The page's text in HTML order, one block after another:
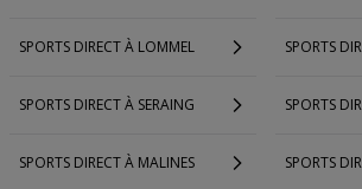
SPORTS DIRECT À LOMMEL SPORTS
SPORTS DIRECT À SERAING SPORTS
SPORTS DIRECT À MALINES SPORTS